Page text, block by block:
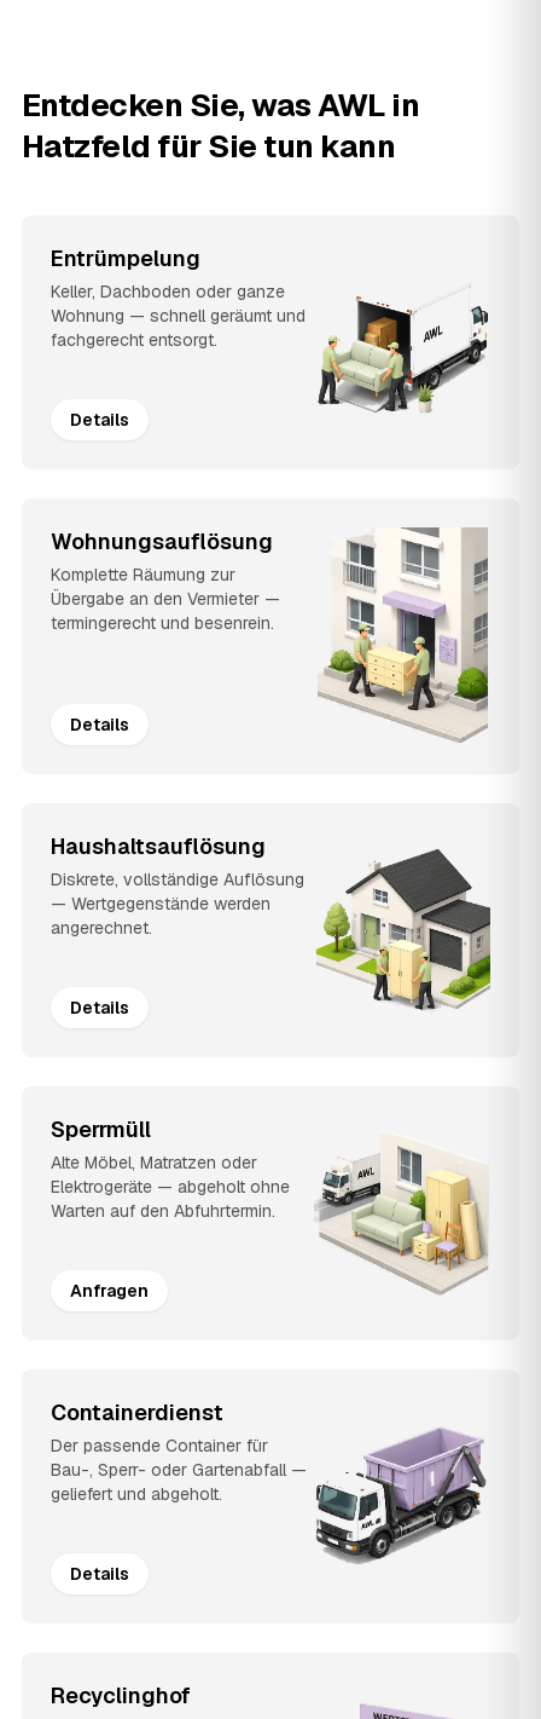
Entdecken Sie, was AWL in
Hatzfeld für Sie tun kann
Entrümpelung
Keller, Dachboden oder ganze
Wohnung — schnell geräumt und
fachgerecht entsorgt.
Details
Wohnungsauflösung
Komplette Räumung zur
Übergabe an den Vermieter —
termingerecht und besenrein.
Details
Haushaltsauflösung
Diskrete, vollständige Auflösung
— Wertgegenstände werden
angerechnet.
Details
Sperrmüll
Alte Möbel, Matratzen oder
Elektrogeräte — abgeholt ohne
Warten auf den Abfuhrtermin.
Anfragen
Containerdienst
Der passende Container für
Bau-, Sperr- oder Gartenabfall —
geliefert und abgeholt.
Details
Recyclinghof